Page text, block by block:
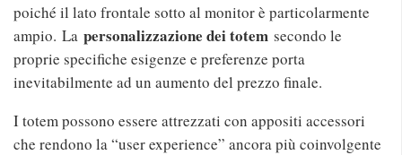
poiché il lato frontale sotto al monitor è particolarmente
ampio. La personalizzazione dei totem secondo le
proprie specifiche esigenze e preferenze porta
inevitabilmente ad un aumento del prezzo finale.
I totem possono essere attrezzati con appositi accessori
che rendono la “user experience” ancora più coinvolgente